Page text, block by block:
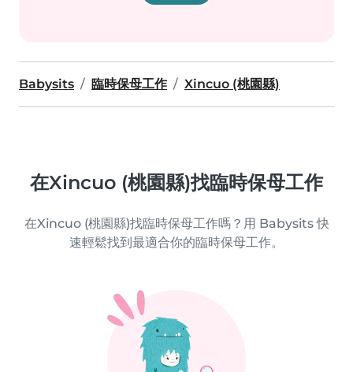
Babysits 臨時保母工作 Xincuo (桃園縣)
在Xincuo (桃園縣)找臨時保母工作
在Xincuo (桃園縣)找臨時保母工作嗎？用 Babysits 快
速輕鬆找到最適合你的臨時保母工作。